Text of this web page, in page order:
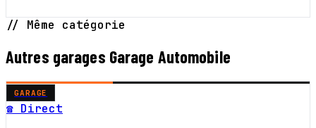
// Même catégorie
Autres garages Garage Automobile
GARAGE
☎ Direct